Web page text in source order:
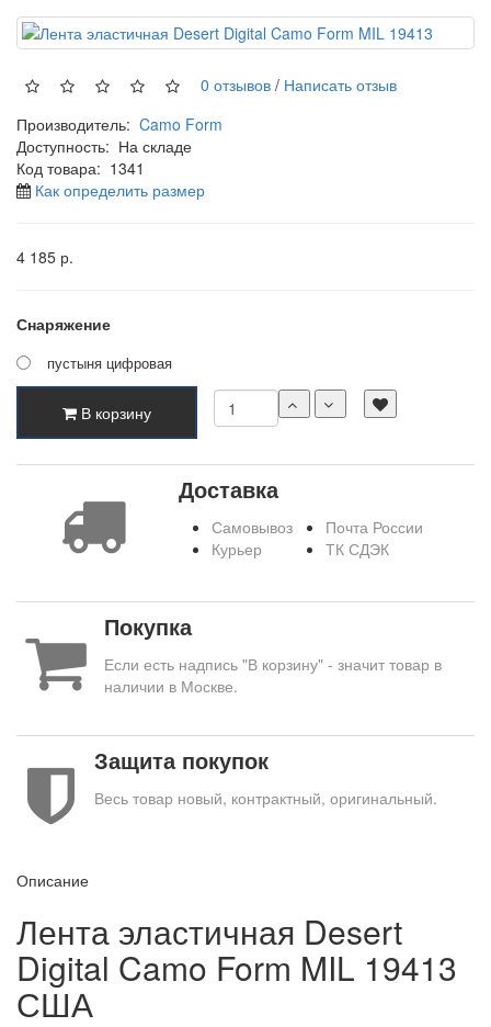
0 отзывов / Написать отзыв
Производитель: Camo Form
Доступность: На складе
Код товара: 1341
Как определить размер
4 185 р.
Снаряжение
пустыня цифровая
В корзину
Доставка
Самовывоз
Курьер
Почта России
ТК СДЭК
Покупка
Если есть надпись "В корзину" - значит товар в
наличии в Москве.
Защита покупок
Весь товар новый, контрактный, оригинальный.
Описание
Лента эластичная Desert
Digital Camo Form MIL 19413
США